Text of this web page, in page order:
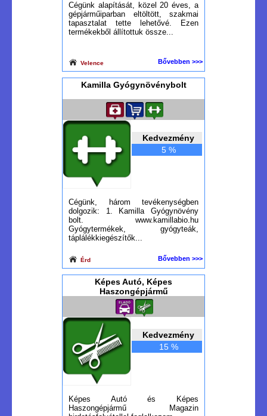
Cégünk alapítását, közel 20 éves, a
gépjárműiparban eltöltött, szakmai
tapasztalat tette lehetővé. Ezen
termékekből állítottuk össze...
Velence Bővebben >>>
Kamilla Gyógynövénybolt
Kedvezmény
5 %
Cégünk, három tevékenységben
dolgozik: 1. Kamilla Gyógynövény
bolt. www.kamillabio.hu
Gyógytermékek, gyógyteák,
táplálékkiegészítők...
Érd Bővebben >>>
Képes Autó, Képes
Haszongépjármű
Kedvezmény
15 %
Képes Autó és Képes
Haszongépjármű Magazin